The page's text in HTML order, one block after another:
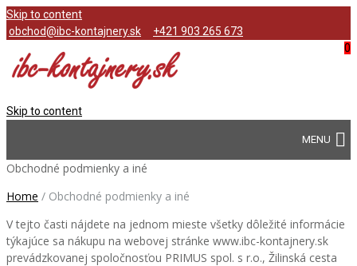
Skip to content
obchod@ibc-kontajnery.sk
+421 903 265 673
0
Skip to content
Obchodné podmienky a iné
Home / Obchodné podmienky a iné
V tejto časti nájdete na jednom mieste všetky dôležité informácie
týkajúce sa nákupu na webovej stránke www.ibc-kontajnery.sk
prevádzkovanej spoločnosťou PRIMUS spol. s r.o., Žilinská cesta